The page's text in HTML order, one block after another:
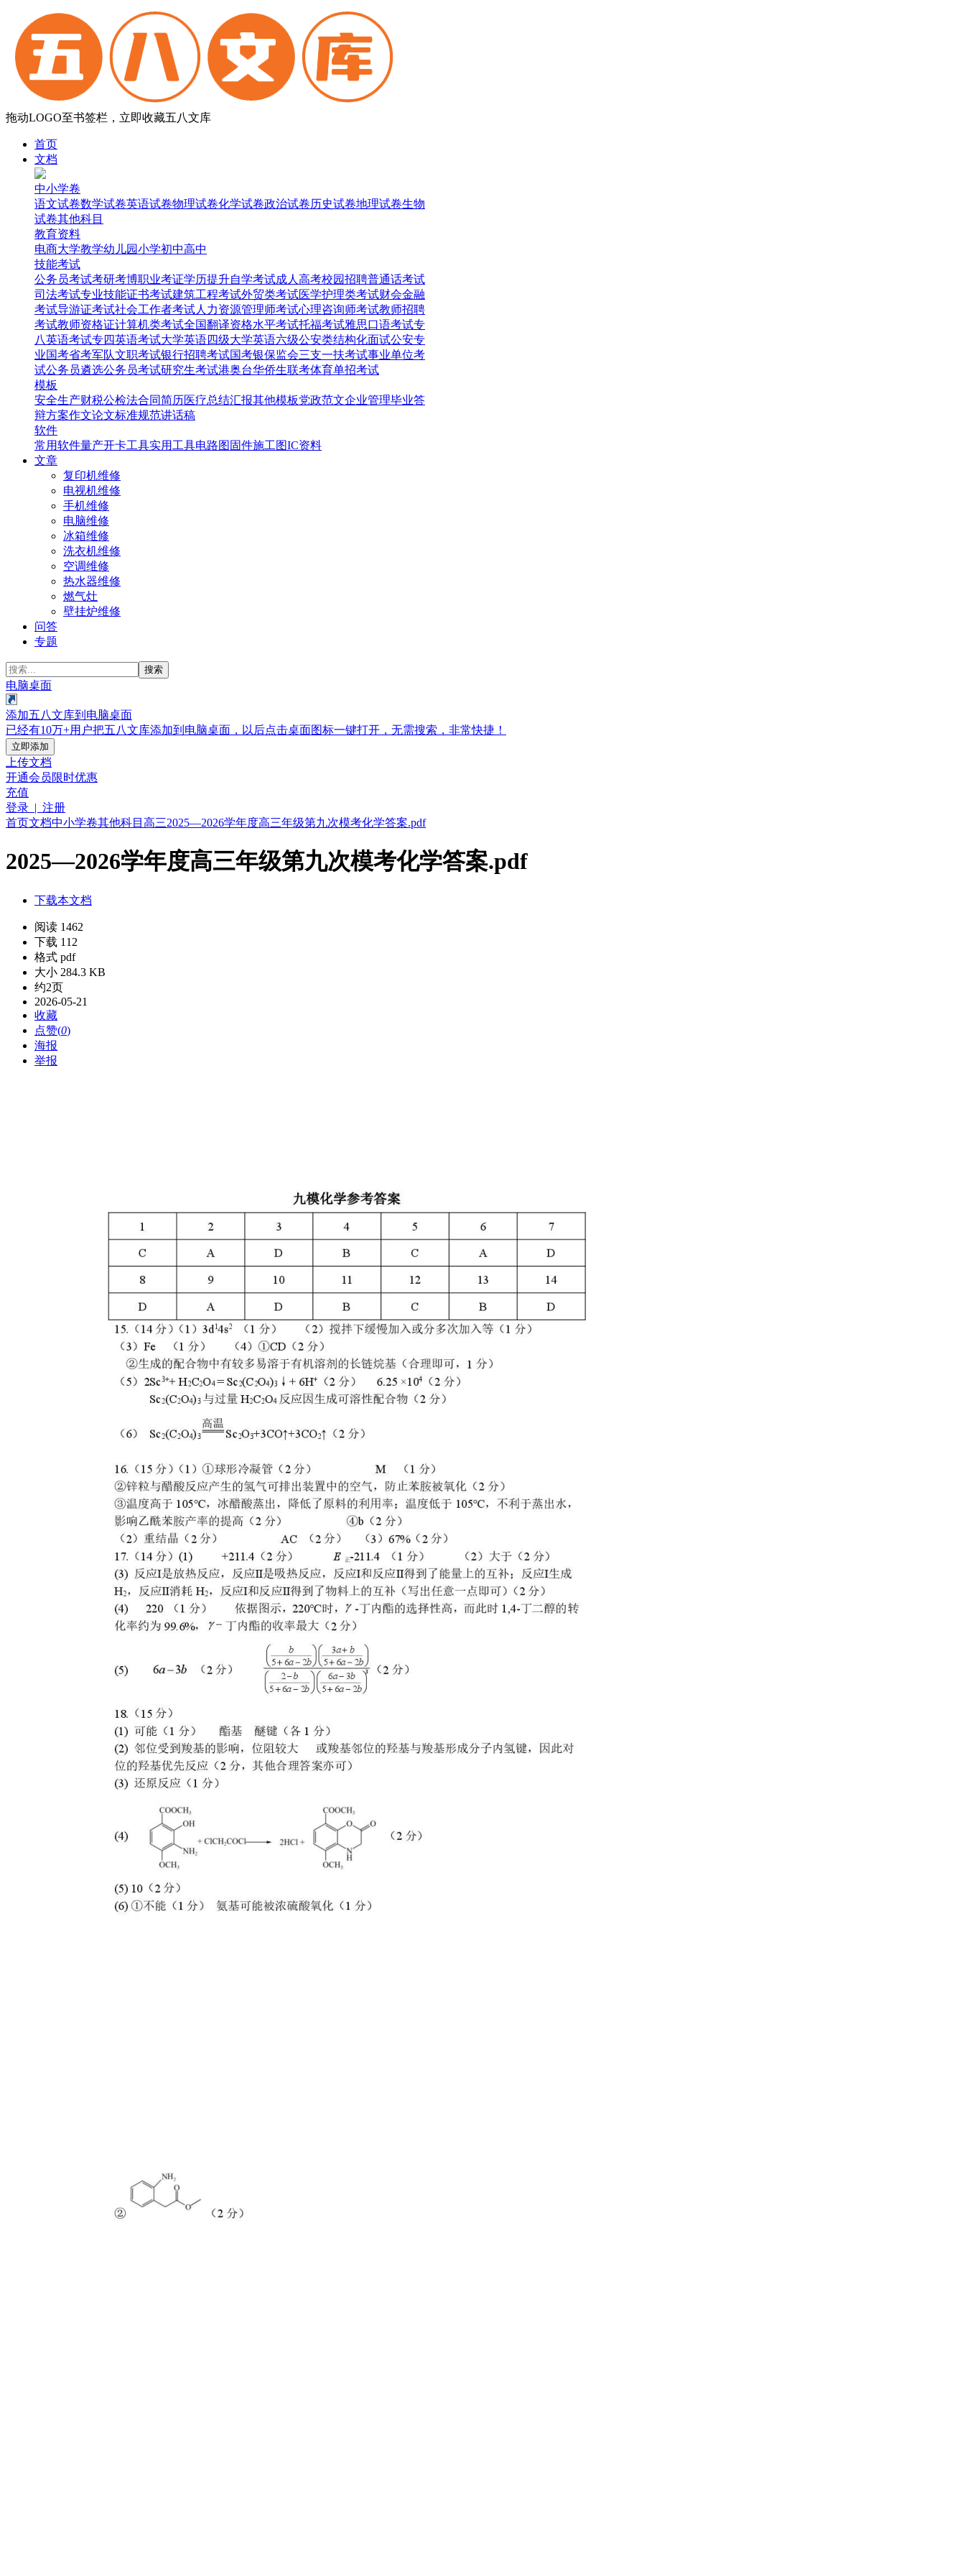
拖动LOGO至书签栏，立即收藏五八文库
首页
文档
中小学卷
语文试卷数学试卷英语试卷物理试卷化学试卷政治试卷历史试卷地理试卷生物
试卷其他科目
教育资料
电商大学教学幼儿园小学初中高中
技能考试
公务员考试考研考博职业考证学历提升自学考试成人高考校园招聘普通话考试
司法考试专业技能证书考试建筑工程考试外贸类考试医学护理类考试财会金融
考试导游证考试社会工作者考试人力资源管理师考试心理咨询师考试教师招聘
考试教师资格证计算机类考试全国翻译资格水平考试托福考试雅思口语考试专
八英语考试专四英语考试大学英语四级大学英语六级公安类结构化面试公安专
业国考省考军队文职考试银行招聘考试国考银保监会三支一扶考试事业单位考
试公务员遴选公务员考试研究生考试港奥台华侨生联考体育单招考试
模板
安全生产财税公检法合同简历医疗总结汇报其他模板党政范文企业管理毕业答
辩方案作文论文标准规范讲话稿
软件
常用软件量产开卡工具实用工具电路图 固件施工图IC资料
文章
复印机维修
电视机维修
手机维修
电脑维修
冰箱维修
洗衣机维修
空调维修
热水器维修
燃气灶
壁挂炉维修
问答
专题
搜索
电脑桌面
添加五八文库到电脑桌面
已经有10万+用户把五八文库添加到电脑桌面，以后点击桌面图标一键打开，无需搜索，非常快捷！
立即添加
上传文档
开通会员限时优惠
充值
登录 | 注册
首页文档中小学卷其他科目 高三2025—2026学年度高三年级第九次模考化学答案.pdf
2025—2026学年度高三年级第九次模考化学答案.pdf
下载本文档
阅读 1462
下载 112
格式 pdf
大小 284.3 KB
约2页
2026-05-21
收藏
点赞(0)
海报
举报